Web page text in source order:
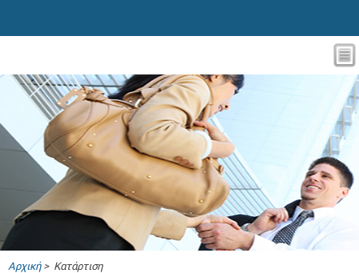
Αρχική> Κατάρτιση